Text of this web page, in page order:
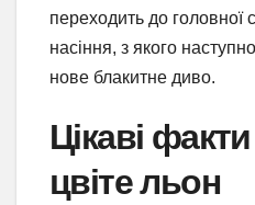
переходить до
насіння, з якого
нове блакитне диво.
Цікаві
цвіте льон